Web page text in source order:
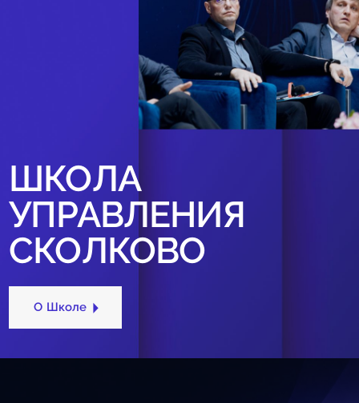
ШКОЛА
УПРАВЛЕНИЯ
СКОЛКОВО
О Школе